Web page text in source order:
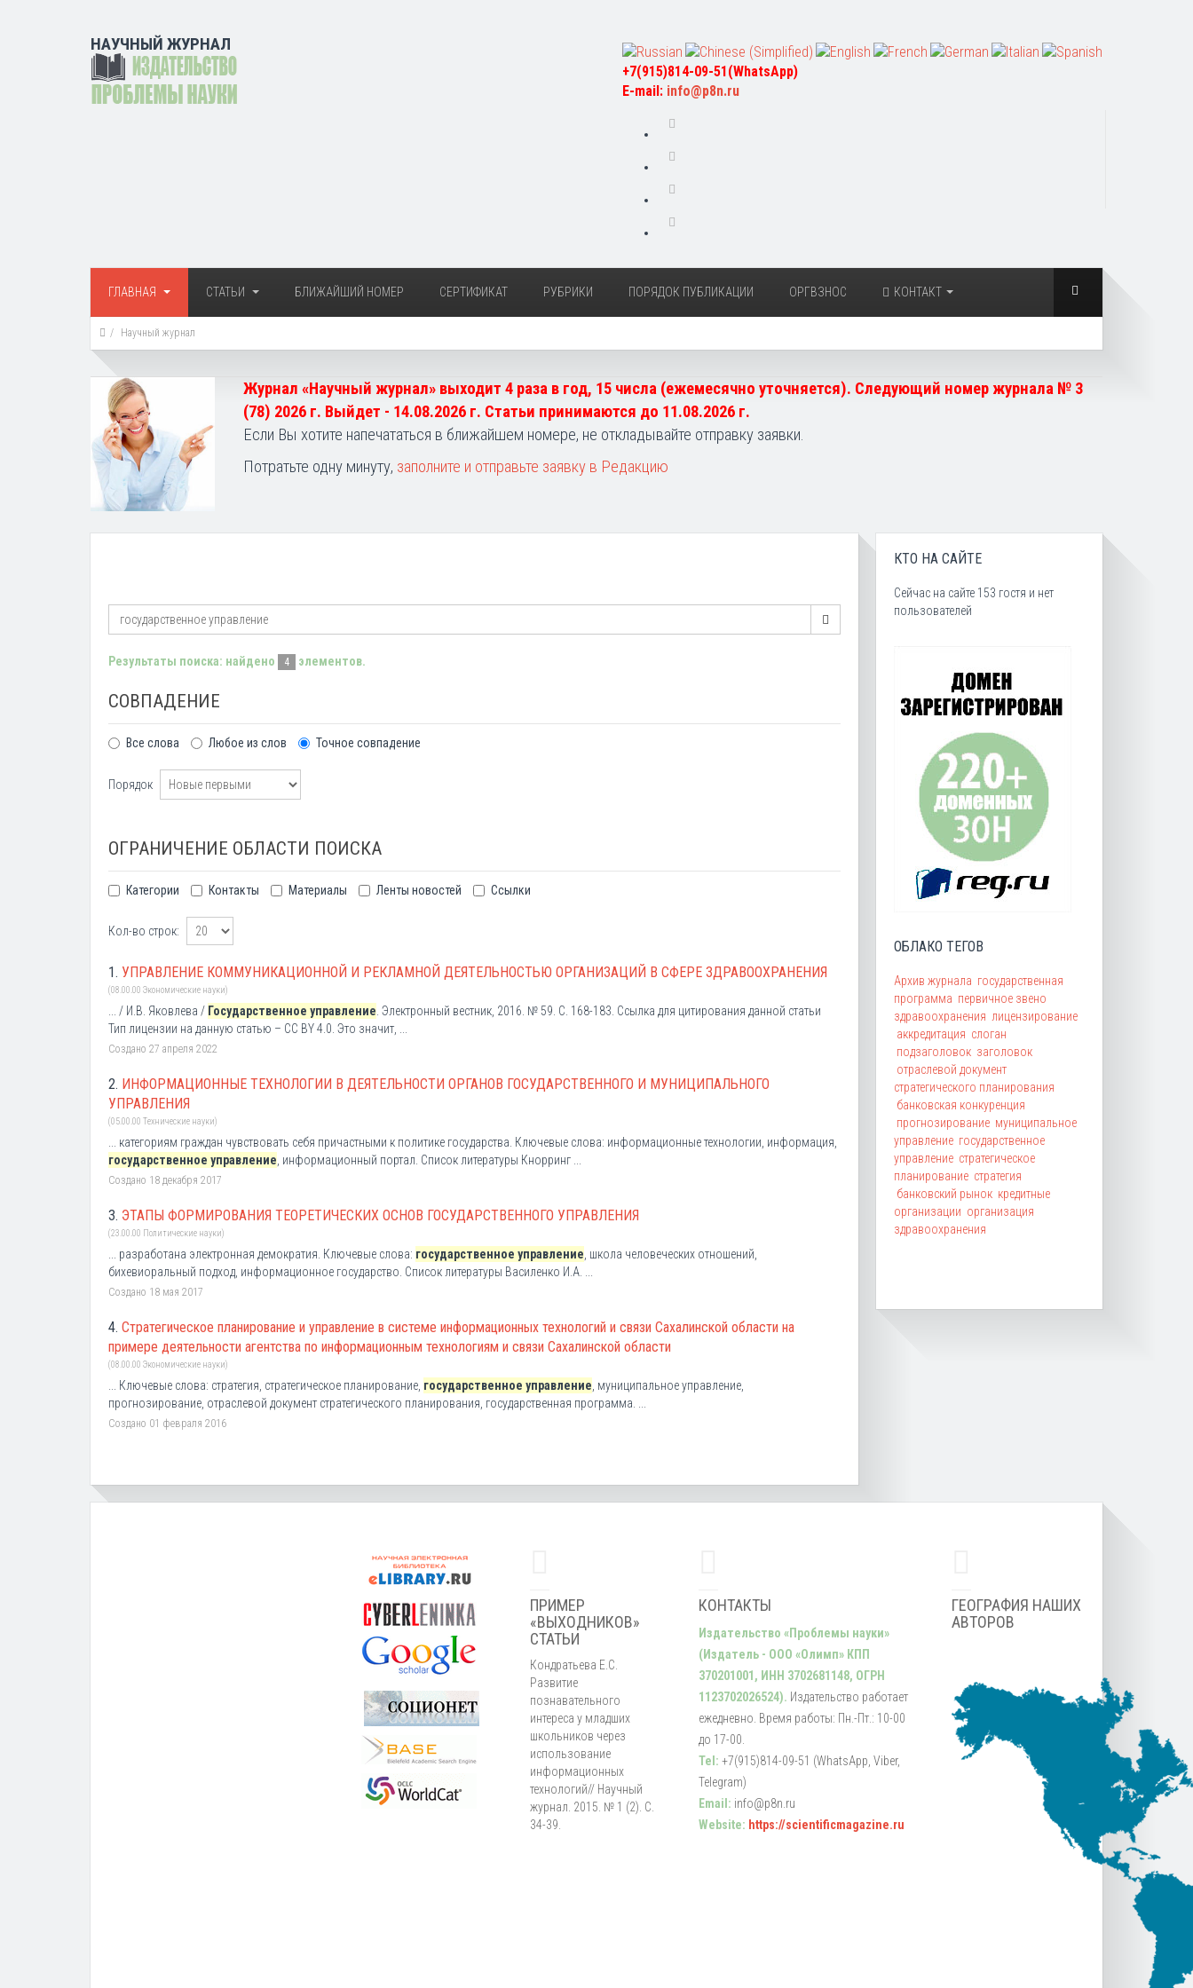
НАУЧНЫЙ ЖУРНАЛ
+7(915)814-09-51(WhatsApp)
E-mail: info@p8n.ru
ГЛАВНАЯ СТАТЬИ БЛИЖАЙШИЙ НОМЕР СЕРТИФИКАТ РУБРИКИ ПОРЯДОК ПУБЛИКАЦИИ ОРГВЗНОС КОНТАКТ
Научный журнал
Журнал «Научный журнал» выходит 4 раза в год, 15 числа (ежемесячно уточняется). Следующий номер журнала № 3
(78) 2026 г. Выйдет - 14.08.2026 г. Статьи принимаются до 11.08.2026 г.
Если Вы хотите напечататься в ближайшем номере, не откладывайте отправку заявки.
Потратьте одну минуту, заполните и отправьте заявку в Редакцию
Результаты поиска: найдено 4 элементов.
СОВПАДЕНИЕ
Все слова Любое из слов Точное совпадение
Порядок
ОГРАНИЧЕНИЕ ОБЛАСТИ ПОИСКА
Категории Контакты Материалы Ленты новостей Ссылки
Кол-во строк:
1. УПРАВЛЕНИЕ КОММУНИКАЦИОННОЙ И РЕКЛАМНОЙ ДЕЯТЕЛЬНОСТЬЮ ОРГАНИЗАЦИЙ В СФЕРЕ ЗДРАВООХРАНЕНИЯ
(08.00.00 Экономические науки)
... / И.В. Яковлева / Государственное управление. Электронный вестник, 2016. № 59. С. 168-183. Ссылка для цитирования данной статьи
Тип лицензии на данную статью – CC BY 4.0. Это значит, ...
Создано 27 апреля 2022
2. ИНФОРМАЦИОННЫЕ ТЕХНОЛОГИИ В ДЕЯТЕЛЬНОСТИ ОРГАНОВ ГОСУДАРСТВЕННОГО И МУНИЦИПАЛЬНОГО
УПРАВЛЕНИЯ
(05.00.00 Технические науки)
... категориям граждан чувствовать себя причастными к политике государства. Ключевые слова: информационные технологии, информация,
государственное управление, информационный портал. Список литературы Кнорринг ...
Создано 18 декабря 2017
3. ЭТАПЫ ФОРМИРОВАНИЯ ТЕОРЕТИЧЕСКИХ ОСНОВ ГОСУДАРСТВЕННОГО УПРАВЛЕНИЯ
(23.00.00 Политические науки)
... разработана электронная демократия. Ключевые слова: государственное управление, школа человеческих отношений,
бихевиоральный подход, информационное государство. Список литературы Василенко И.А. ...
Создано 18 мая 2017
4. Стратегическое планирование и управление в системе информационных технологий и связи Сахалинской области на
примере деятельности агентства по информационным технологиям и связи Сахалинской области
(08.00.00 Экономические науки)
... Ключевые слова: стратегия, стратегическое планирование, государственное управление, муниципальное управление,
прогнозирование, отраслевой документ стратегического планирования, государственная программа. ...
Создано 01 февраля 2016
КТО НА САЙТЕ
Сейчас на сайте 153 гостя и нет
пользователей
ОБЛАКО ТЕГОВ
Архив журнала государственная
программа первичное звено
здравоохранения лицензирование
аккредитация слоган
подзаголовок заголовок
отраслевой документ
стратегического планирования
банковская конкуренция
прогнозирование муниципальное
управление государственное
управление стратегическое
планирование стратегия
банковский рынок кредитные
организации организация
здравоохранения
ПРИМЕР
«ВЫХОДНИКОВ»
СТАТЬИ
Кондратьева Е.С.
Развитие
познавательного
интереса у младших
школьников через
использование
информационных
технологий// Научный
журнал. 2015. № 1 (2). С.
34-39.
КОНТАКТЫ
Издательство «Проблемы науки»
(Издатель - ООО «Олимп» КПП
370201001, ИНН 3702681148, ОГРН
1123702026524). Издательство работает
ежедневно. Время работы: Пн.-Пт.: 10-00
до 17-00.
Tel: +7(915)814-09-51 (WhatsApp, Viber,
Telegram)
Email: info@p8n.ru
Website: https://scientificmagazine.ru
ГЕОГРАФИЯ НАШИХ
АВТОРОВ